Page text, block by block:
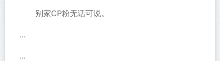
别家CP粉无话可说。
...
...